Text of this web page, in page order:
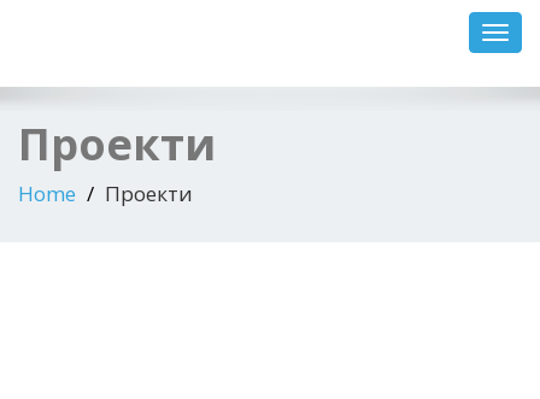
Проекти
Home Проекти